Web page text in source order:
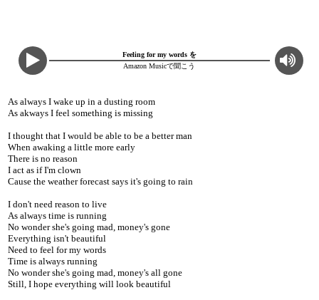
Feeling for my words を
Amazon Musicで聞こう
As always I wake up in a dusting room
As akways I feel something is missing
I thought that I would be able to be a better man
When awaking a little more early
There is no reason
I act as if I'm clown
Cause the weather forecast says it's going to rain
I don't need reason to live
As always time is running
No wonder she's going mad, money's gone
Everything isn't beautiful
Need to feel for my words
Time is always running
No wonder she's going mad, money's all gone
Still, I hope everything will look beautiful